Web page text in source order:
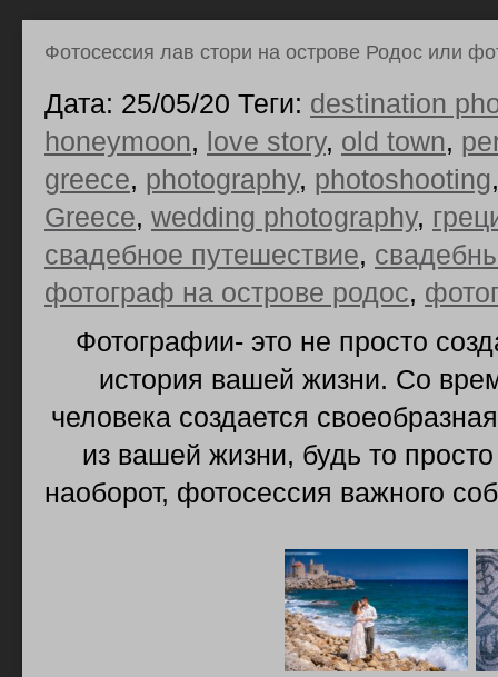
Фотосессия лав стори на острове Родос или
Дата: 25/05/20 Теги: destination
honeymoon, love story, old town,
greece, photography, photoshooting
Greece, wedding photography,
свадебное путешествие,
фотограф на острове родос,
Фотографии- это не просто
история вашей жизни. Со
человека создается
из вашей жизни, будь то
наоборот, фотосессия важного